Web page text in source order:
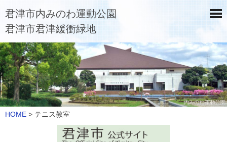
君津市内みのわ運動公園
君津市君津緩衝緑地
HOME > テニス教室